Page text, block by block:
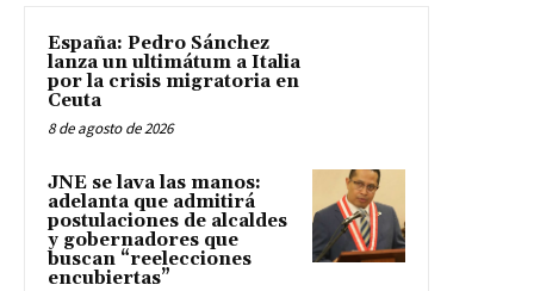
España: Pedro Sánchez
lanza un ultimátum a Italia
por la crisis migratoria en
Ceuta
8 de agosto de 2026
JNE se lava las manos:
adelanta que admitirá
postulaciones de alcaldes
y gobernadores que
buscan “reelecciones
encubiertas”